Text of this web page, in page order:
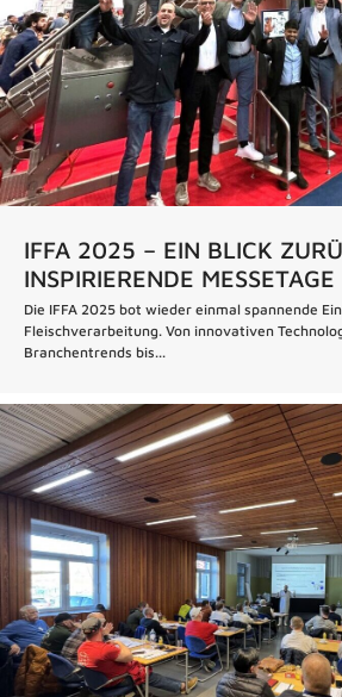
IFFA 2025 – EIN BLICK
INSPIRIERENDE MESSETAGE
Die IFFA 2025 bot wieder einmal spannende
Fleischverarbeitung. Von innovativen
Branchentrends bis...